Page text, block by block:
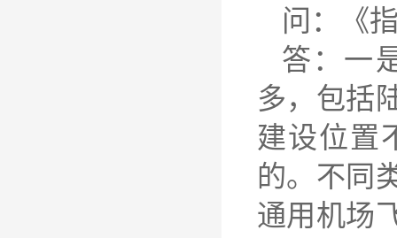
问：《
答：一
多，包括
建设位置
的。不同
通用机场